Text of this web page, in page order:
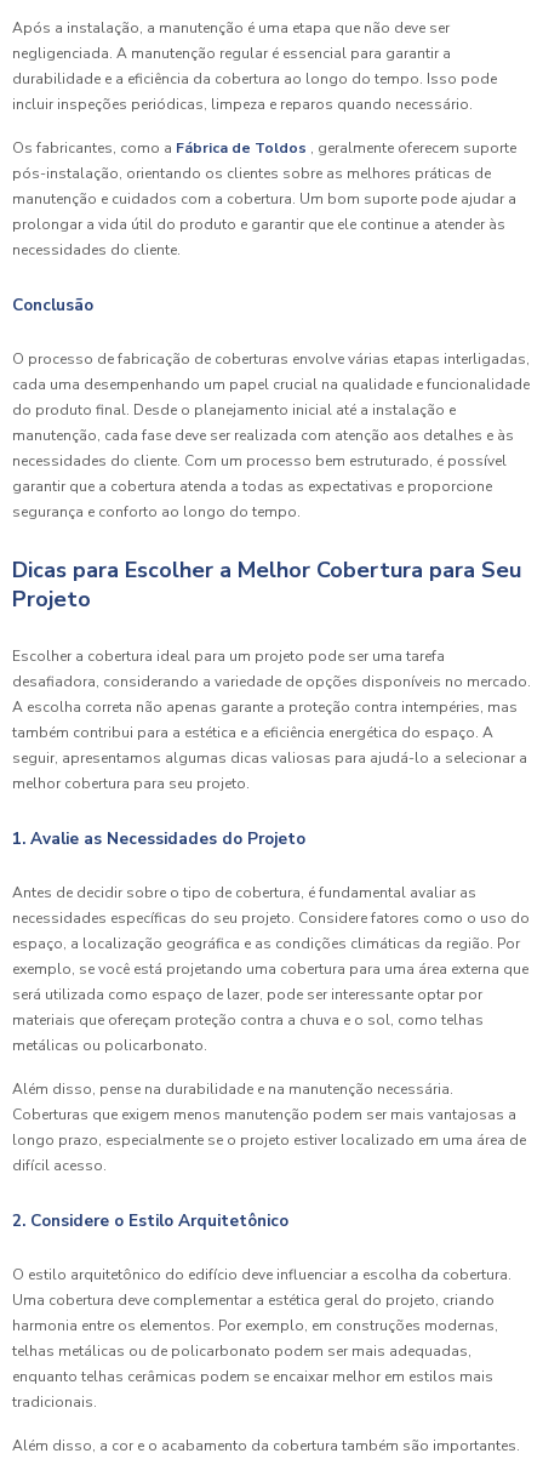
Após a instalação, a manutenção é uma etapa que não deve ser
negligenciada. A manutenção regular é essencial para garantir a
durabilidade e a eficiência da cobertura ao longo do tempo. Isso pode
incluir inspeções periódicas, limpeza e reparos quando necessário.
Os fabricantes, como a Fábrica de Toldos , geralmente oferecem suporte
pós-instalação, orientando os clientes sobre as melhores práticas de
manutenção e cuidados com a cobertura. Um bom suporte pode ajudar a
prolongar a vida útil do produto e garantir que ele continue a atender às
necessidades do cliente.
Conclusão
O processo de fabricação de coberturas envolve várias etapas interligadas,
cada uma desempenhando um papel crucial na qualidade e funcionalidade
do produto final. Desde o planejamento inicial até a instalação e
manutenção, cada fase deve ser realizada com atenção aos detalhes e às
necessidades do cliente. Com um processo bem estruturado, é possível
garantir que a cobertura atenda a todas as expectativas e proporcione
segurança e conforto ao longo do tempo.
Dicas para Escolher a Melhor Cobertura para Seu
Projeto
Escolher a cobertura ideal para um projeto pode ser uma tarefa
desafiadora, considerando a variedade de opções disponíveis no mercado.
A escolha correta não apenas garante a proteção contra intempéries, mas
também contribui para a estética e a eficiência energética do espaço. A
seguir, apresentamos algumas dicas valiosas para ajudá-lo a selecionar a
melhor cobertura para seu projeto.
1. Avalie as Necessidades do Projeto
Antes de decidir sobre o tipo de cobertura, é fundamental avaliar as
necessidades específicas do seu projeto. Considere fatores como o uso do
espaço, a localização geográfica e as condições climáticas da região. Por
exemplo, se você está projetando uma cobertura para uma área externa que
será utilizada como espaço de lazer, pode ser interessante optar por
materiais que ofereçam proteção contra a chuva e o sol, como telhas
metálicas ou policarbonato.
Além disso, pense na durabilidade e na manutenção necessária.
Coberturas que exigem menos manutenção podem ser mais vantajosas a
longo prazo, especialmente se o projeto estiver localizado em uma área de
difícil acesso.
2. Considere o Estilo Arquitetônico
O estilo arquitetônico do edifício deve influenciar a escolha da cobertura.
Uma cobertura deve complementar a estética geral do projeto, criando
harmonia entre os elementos. Por exemplo, em construções modernas,
telhas metálicas ou de policarbonato podem ser mais adequadas,
enquanto telhas cerâmicas podem se encaixar melhor em estilos mais
tradicionais.
Além disso, a cor e o acabamento da cobertura também são importantes.